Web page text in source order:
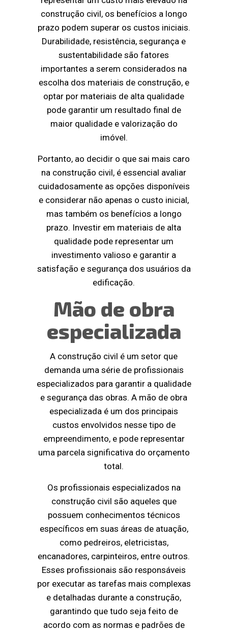
construção civil, os benefícios a longo
prazo podem superar os custos iniciais.
Durabilidade, resistência, segurança e
sustentabilidade são fatores
importantes a serem considerados na
escolha dos materiais de construção, e
optar por materiais de alta qualidade
pode garantir um resultado final de
maior qualidade e valorização do
imóvel.
Portanto, ao decidir o que sai mais caro
na construção civil, é essencial avaliar
cuidadosamente as opções disponíveis
e considerar não apenas o custo inicial,
mas também os benefícios a longo
prazo. Investir em materiais de alta
qualidade pode representar um
investimento valioso e garantir a
satisfação e segurança dos usuários da
edificação.
Mão de obra
especializada
A construção civil é um setor que
demanda uma série de profissionais
especializados para garantir a qualidade
e segurança das obras. A mão de obra
especializada é um dos principais
custos envolvidos nesse tipo de
empreendimento, e pode representar
uma parcela significativa do orçamento
total.
Os profissionais especializados na
construção civil são aqueles que
possuem conhecimentos técnicos
específicos em suas áreas de atuação,
como pedreiros, eletricistas,
encanadores, carpinteiros, entre outros.
Esses profissionais são responsáveis
por executar as tarefas mais complexas
e detalhadas durante a construção,
garantindo que tudo seja feito de
acordo com as normas e padrões de